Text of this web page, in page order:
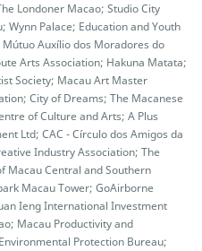
Londoner Macao; Studio City
Wynn Palace; Education and Youth
Auxílio dos Moradores do
Arts Association; Hakuna Matata;
Society; Macau Art Master
City of Dreams; The Macanese
of Culture and Arts; A Plus
Ltd; CAC - Círculo dos Amigos da
Industry Association; The
Macau Central and Southern
Macau Tower; GoAirborne
Ieng International Investment
Macau Productivity and
Protection Bureau;